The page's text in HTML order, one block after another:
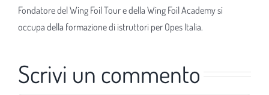
Fondatore del Wing Foil Tour e della Wing Foil Academy si
occupa della formazione di istruttori per Opes Italia.
Scrivi un commento